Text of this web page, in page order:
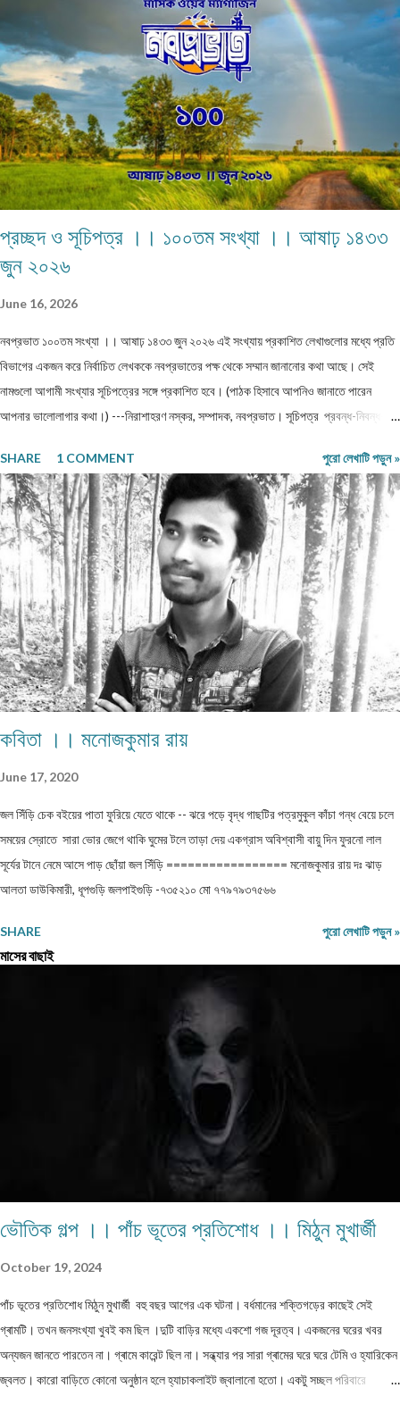
ASRAFUL MANDAL Chandidas Avenue, B-zone, Durgapur, Paschim
Bardhaman, Pin - 713205,
প্রচ্ছদ ও সূচিপত্র ।। ১০০তম সংখ্যা ।। আষাঢ় ১৪৩৩
জুন ২০২৬
June 16, 2026
নবপ্রভাত ১০০তম সংখ্যা ।। আষাঢ় ১৪৩৩ জুন ২০২৬ এই সংখ্যায় প্রকাশিত লেখাগুলোর মধ্যে প্রতি
বিভাগের একজন করে নির্বাচিত লেখককে নবপ্রভাতের পক্ষ থেকে সম্মান জানানোর কথা আছে। সেই
নামগুলো আগামী সংখ্যার সূচিপত্রের সঙ্গে প্রকাশিত হবে। (পাঠক হিসাবে আপনিও জানাতে পারেন
আপনার ভালোলাগার কথা।) ---নিরাশাহরণ নস্কর, সম্পাদক, নবপ্রভাত। সূচিপত্র প্রবন্ধ-নিবন্ধ-
থেকে পতন : অনিক দত্ত ও মানুষের নিঃশ... প্রবন্ধ ।। ধাঙড় ।। মোঃ চাঁন মিয়া ফকির প্রবন্ধ ।।
অন্ধকারের উৎস হতে উৎসারিত আলো ।। কুহেলী... প্রবন্ধ ।। নারীর সম্মান ও অধিকার — অলীক
কল্পনা, না... আন্তর্জাতিক খ্যাতি সম্পন্ন ভাষা বিজ্ঞানী অধ্যাপক প... প্রবন্ধ ।। কবি কৃষ্ণচন্দ্র মজুমদার
।। সুমন বিপ্লব ফিচার ।। চা দিবস ।। অশোক বন্দ্যোপাধ্যায় ফিচার ।। বর্তমান প্রেক্ষাপটে
আন্তর্জাতিক জীববৈচিত্... রম্যনাটিকা ।। পাত্র দেখা ।। সুশীল বন্দ্যোপাধ্যায় ভ্রমণকাহিনি
মাজান্দারান: কাস্পিয়ান সাগরের তীর... ঝরণার গান শুনতে ।। ...
SHARE 1 COMMENT পুরো লেখাটি পড়ুন »
কবিতা ।। মনোজকুমার রায়
June 17, 2020
জল সিঁড়ি চেক বইয়ের পাতা ফুরিয়ে যেতে থাকে -- ঝরে পড়ে বৃদ্ধ গাছটির পত্রমুকুল কাঁচা গন্ধ বেয়ে চলে
সময়ের স্রোতে সারা ভোর জেগে থাকি ঘুমের টলে তাড়া দেয় একগ্রাস অবিশ্বাসী বায়ু দিন ফুরনো লাল
সূর্যের টানে নেমে আসে পাড় ছোঁয়া জল সিঁড়ি ================= মনোজকুমার রায় দঃ ঝাড়
আলতা ডাউকিমারী, ধূপগুড়ি জলপাইগুড়ি -৭৩৫২১০ মো ৭৭৯৭৯৩৭৫৬৬
SHARE পুরো লেখাটি পড়ুন »
মাসের বাছাই
ভৌতিক গল্প ।। পাঁচ ভূতের প্রতিশোধ ।। মিঠুন মুখার্জী
October 19, 2024
পাঁচ ভূতের প্রতিশোধ মিঠুন মুখার্জী বহু বছর আগের এক ঘটনা। বর্ধমানের শক্তিগড়ের কাছেই সেই
গ্ৰামটি। তখন জনসংখ্যা খুবই কম ছিল ।দুটি বাড়ির মধ্যে একশো গজ দূরত্ব। একজনের ঘরের খবর
অন্যজন জানতে পারতেন না। গ্ৰামে কারেন্ট ছিল না। সন্ধ্যার পর সারা গ্ৰামের ঘরে ঘরে টেমি ও হ্যারিকেন
জ্বলত। কারো বাড়িতে কোনো অনুষ্ঠান হলে হ্যাচাকলাইট জ্বালানো হতো। একটু সচ্ছল পরিবারে